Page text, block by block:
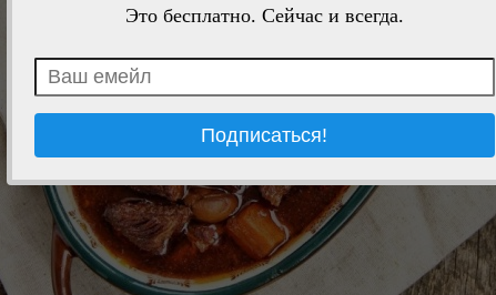
Это бесплатно. Сейчас и всегда.